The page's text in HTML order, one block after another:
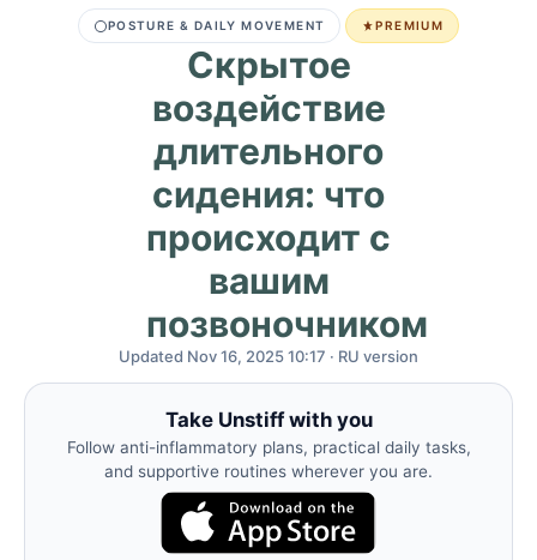
POSTURE & DAILY MOVEMENT PREMIUM
Скрытое
воздействие
длительного
сидения: что
происходит с
вашим
позвоночником
Updated Nov 16, 2025 10:17 · RU version
Take Unstiff with you
Follow anti-inflammatory plans, practical daily tasks,
and supportive routines wherever you are.